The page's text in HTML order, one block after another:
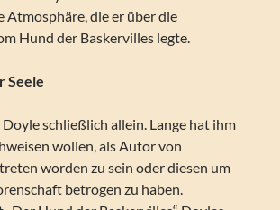
Atmosphäre, die er über die
Hund der Baskervilles legte.
Seele
schließlich allein. Lange hat ihm
wollen, als Autor von
worden zu sein oder diesen um
betrogen zu haben.